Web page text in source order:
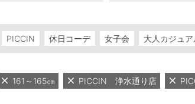
PICCIN 休日コーデ 女子会 大人カジュア
161～165㎝ PICCIN 浄水通り店